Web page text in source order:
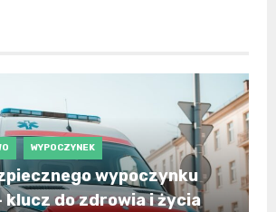
WYPOCZYNEK
wypoczynku
klucz do zdrowia i życia